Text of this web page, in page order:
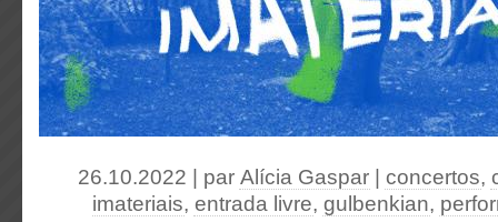
26.10.2022 | par Alícia Gaspar concertos,
imateriais, entrada livre, gulbenkian,